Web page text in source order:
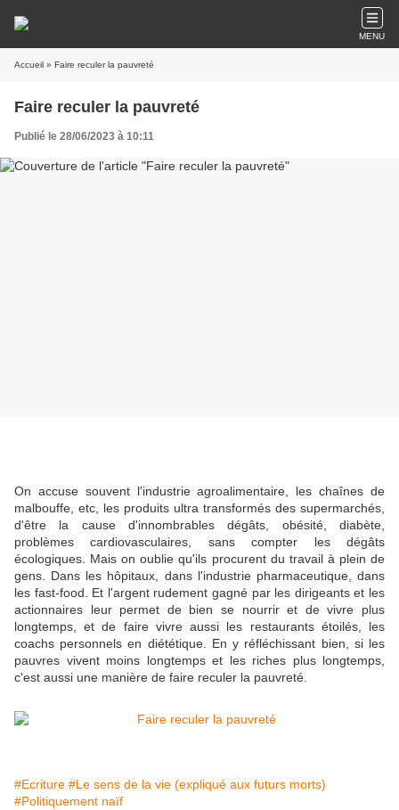
MENU
Accueil » Faire reculer la pauvreté
Faire reculer la pauvreté
Publié le 28/06/2023 à 10:11
On accuse souvent l'industrie agroalimentaire, les chaînes de
malbouffe, etc, les produits ultra transformés des supermarchés,
d'être la cause d'innombrables dégâts, obésité, diabète,
problèmes cardiovasculaires, sans compter les dégâts
écologiques. Mais on oublie qu'ils procurent du travail à plein de
gens. Dans les hôpitaux, dans l'industrie pharmaceutique, dans
les fast-food. Et l'argent rudement gagné par les dirigeants et les
actionnaires leur permet de bien se nourrir et de vivre plus
longtemps, et de faire vivre aussi les restaurants étoilés, les
coachs personnels en diététique. En y réfléchissant bien, si les
pauvres vivent moins longtemps et les riches plus longtemps,
c'est aussi une manière de faire reculer la pauvreté.
#Ecriture #Le sens de la vie (expliqué aux futurs morts)
#Politiquement naïf